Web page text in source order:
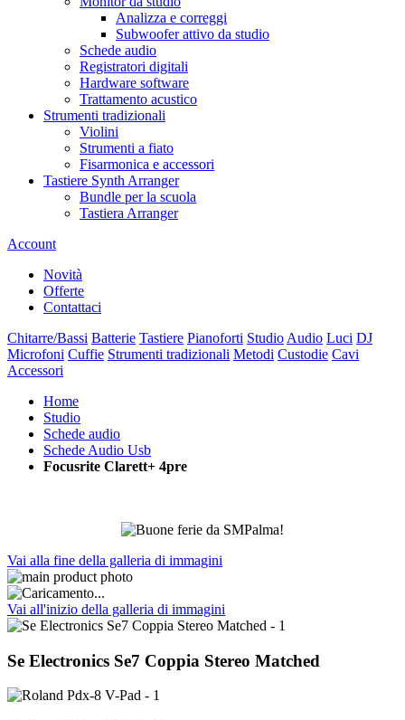
Analizza e correggi
Subwoofer attivo da studio
Schede audio
Registratori digitali
Hardware software
Trattamento acustico
Strumenti tradizionali
Violini
Strumenti a fiato
Fisarmonica e accessori
Tastiere Synth Arranger
Bundle per la scuola
Tastiera Arranger
Account
Novità
Offerte
Contattaci
Chitarre/Bassi Batterie Tastiere Pianoforti Studio Audio Luci DJ
Microfoni Cuffie Strumenti tradizionali Metodi Custodie Cavi
Accessori
Home
Studio
Schede audio
Schede Audio Usb
Focusrite Clarett+ 4pre
Vai alla fine della galleria di immagini
Vai all'inizio della galleria di immagini
Se Electronics Se7 Coppia Stereo Matched